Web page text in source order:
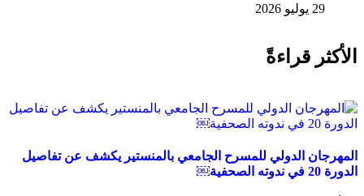
29 يوليو 2026
الأكثر قراءةً
المهرجان الدولي للمسرح الجامعي بالمنستير يكشف عن تفاصيل
الدورة 20 في ندوته الصحفية￼